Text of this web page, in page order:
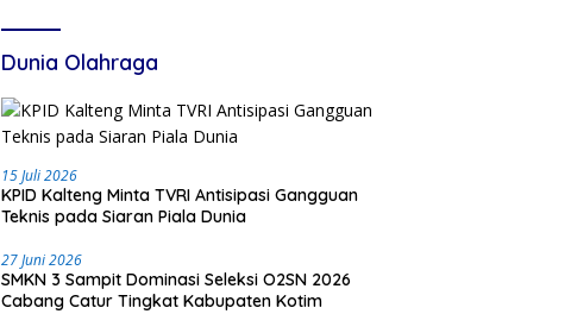
Dunia Olahraga
15 Juli 2026
KPID Kalteng Minta TVRI Antisipasi Gangguan
Teknis pada Siaran Piala Dunia
27 Juni 2026
SMKN 3 Sampit Dominasi Seleksi O2SN 2026
Cabang Catur Tingkat Kabupaten Kotim